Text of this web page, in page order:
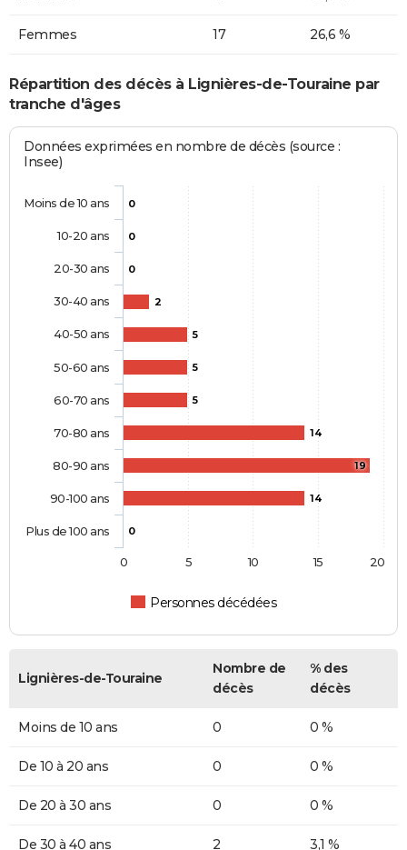
Femmes 17 26,6 %
Répartition des décès à Lignières-de-Touraine par
tranche d'âges
Données exprimées en nombre de décès (source :
Insee)
0
0
0
2
5
5
5
14
19
14
0
Personnes décédées
Moins de 10 ans
10-20 ans
20-30 ans
30-40 ans
40-50 ans
50-60 ans
60-70 ans
70-80 ans
80-90 ans
90-100 ans
Plus de 100 ans
0 5 10 15 20
Lignières-de-Touraine
Nombre de
décès
% des
décès
Moins de 10 ans 0 0 %
De 10 à 20 ans 0 0 %
De 20 à 30 ans 0 0 %
De 30 à 40 ans 2 3,1 %